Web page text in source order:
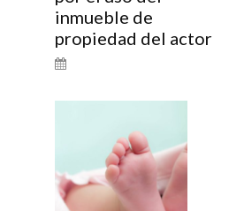
inmueble de
propiedad del actor